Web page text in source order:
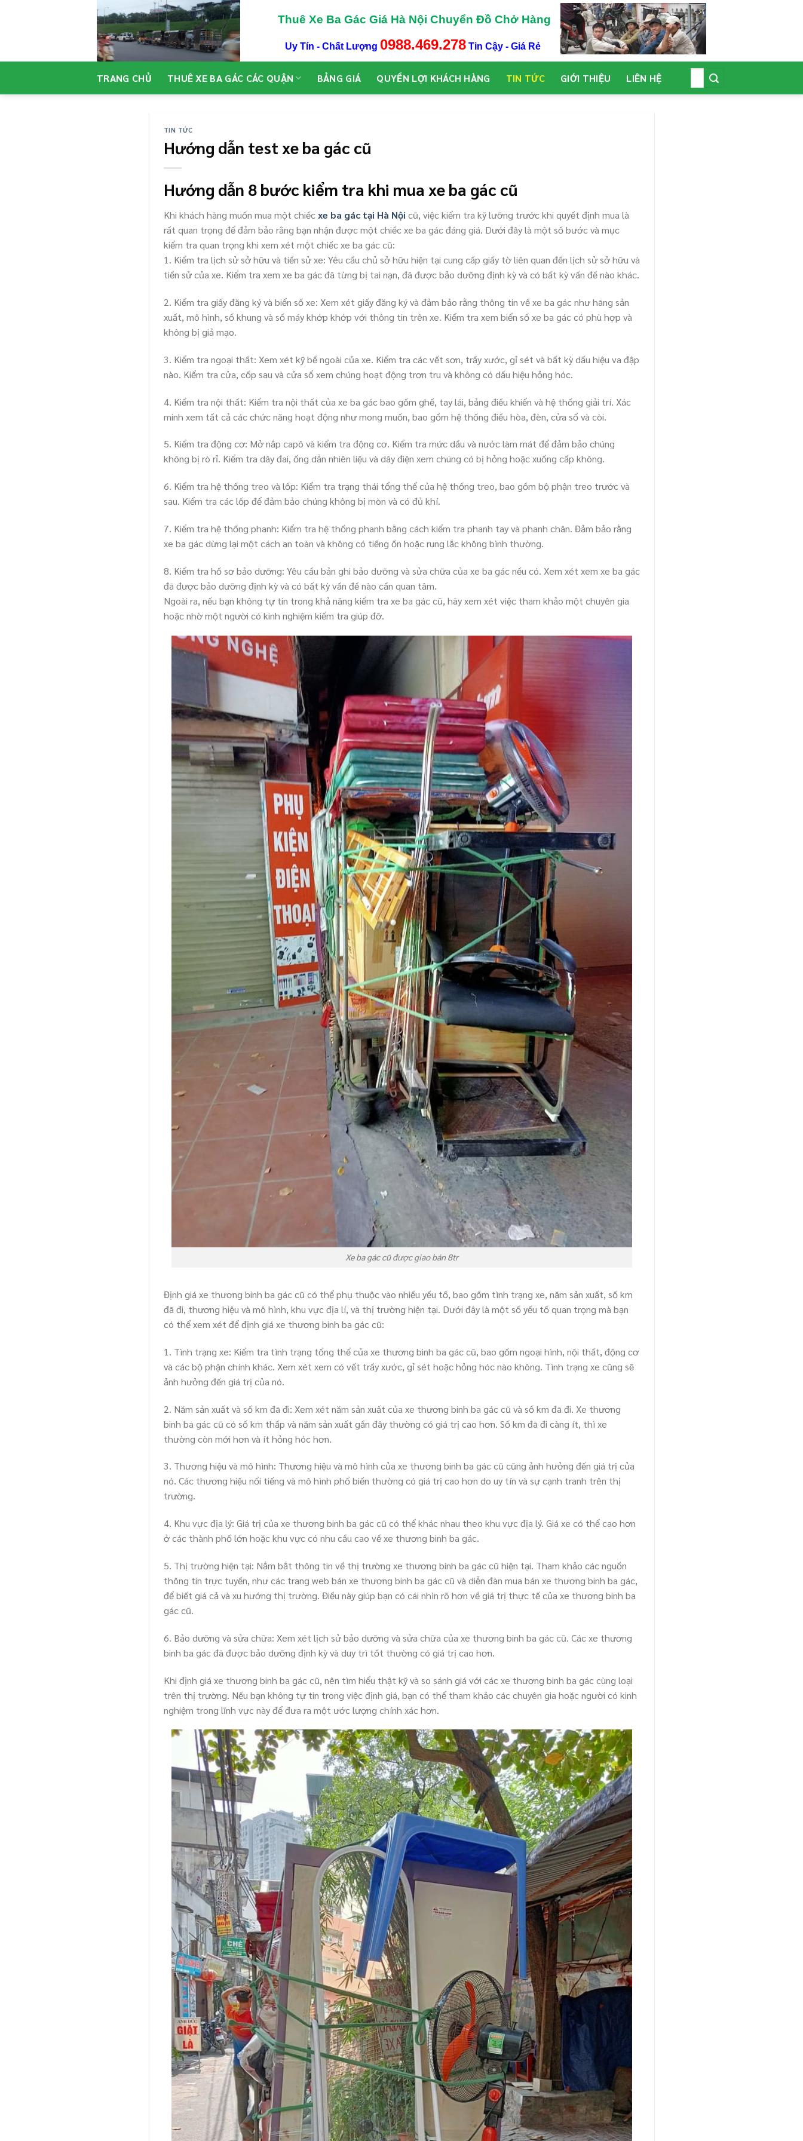
Thuê Xe Ba Gác Giá Hà Nội Chuyển Đồ Chở Hàng
Uy Tín - Chất Lượng 0988.469.278 Tin Cậy - Giá Rẻ
TRANG CHỦ THUÊ XE BA GÁC CÁC QUẬN BẢNG GIÁ QUYỀN LỢI KHÁCH HÀNG TIN TỨC GIỚI THIỆU LIÊN HỆ
TIN TỨC
Hướng dẫn test xe ba gác cũ
Hướng dẫn 8 bước kiểm tra khi mua xe ba gác cũ
Khi khách hàng muốn mua một chiếcxe ba gác tại Hà Nội cũ, việc kiểm tra kỹ lưỡng trước khi quyết định mua là
rất quan trọng để đảm bảo rằng bạn nhận được một chiếc xe ba gác đáng giá. Dưới đây là một số bước và mục
kiểm tra quan trọng khi xem xét một chiếc xe ba gác cũ:
1. Kiểm tra lịch sử sở hữu và tiền sử xe: Yêu cầu chủ sở hữu hiện tại cung cấp giấy tờ liên quan đến lịch sử sở hữu và
tiền sử của xe. Kiểm tra xem xe ba gác đã từng bị tai nạn, đã được bảo dưỡng định kỳ và có bất kỳ vấn đề nào khác.
2. Kiểm tra giấy đăng ký và biển số xe: Xem xét giấy đăng ký và đảm bảo rằng thông tin về xe ba gác như hãng sản
xuất, mô hình, số khung và số máy khớp khớp với thông tin trên xe. Kiểm tra xem biển số xe ba gác có phù hợp và
không bị giả mạo.
3. Kiểm tra ngoại thất: Xem xét kỹ bề ngoài của xe. Kiểm tra các vết sơn, trầy xước, gỉ sét và bất kỳ dấu hiệu va đập
nào. Kiểm tra cửa, cốp sau và cửa sổ xem chúng hoạt động trơn tru và không có dấu hiệu hỏng hóc.
4. Kiểm tra nội thất: Kiểm tra nội thất của xe ba gác bao gồm ghế, tay lái, bảng điều khiển và hệ thống giải trí. Xác
minh xem tất cả các chức năng hoạt động như mong muốn, bao gồm hệ thống điều hòa, đèn, cửa sổ và còi.
5. Kiểm tra động cơ: Mở nắp capô và kiểm tra động cơ. Kiểm tra mức dầu và nước làm mát để đảm bảo chúng
không bị rò rỉ. Kiểm tra dây đai, ống dẫn nhiên liệu và dây điện xem chúng có bị hỏng hoặc xuống cấp không.
6. Kiểm tra hệ thống treo và lốp: Kiểm tra trạng thái tổng thể của hệ thống treo, bao gồm bộ phận treo trước và
sau. Kiểm tra các lốp để đảm bảo chúng không bị mòn và có đủ khí.
7. Kiểm tra hệ thống phanh: Kiểm tra hệ thống phanh bằng cách kiểm tra phanh tay và phanh chân. Đảm bảo rằng
xe ba gác dừng lại một cách an toàn và không có tiếng ồn hoặc rung lắc không bình thường.
8. Kiểm tra hồ sơ bảo dưỡng: Yêu cầu bản ghi bảo dưỡng và sửa chữa của xe ba gác nếu có. Xem xét xem xe ba gác
đã được bảo dưỡng định kỳ và có bất kỳ vấn đề nào cần quan tâm.
Ngoài ra, nếu bạn không tự tin trong khả năng kiểm tra xe ba gác cũ, hãy xem xét việc tham khảo một chuyên gia
hoặc nhờ một người có kinh nghiệm kiểm tra giúp đỡ.
Xe ba gác cũ được giao bán 8tr
Định giá xe thương binh ba gác cũ có thể phụ thuộc vào nhiều yếu tố, bao gồm tình trạng xe, năm sản xuất, số km
đã đi, thương hiệu và mô hình, khu vực địa lí, và thị trường hiện tại. Dưới đây là một số yếu tố quan trọng mà bạn
có thể xem xét để định giá xe thương binh ba gác cũ:
1. Tình trạng xe: Kiểm tra tình trạng tổng thể của xe thương binh ba gác cũ, bao gồm ngoại hình, nội thất, động cơ
và các bộ phận chính khác. Xem xét xem có vết trầy xước, gỉ sét hoặc hỏng hóc nào không. Tình trạng xe cũng sẽ
ảnh hưởng đến giá trị của nó.
2. Năm sản xuất và số km đã đi: Xem xét năm sản xuất của xe thương binh ba gác cũ và số km đã đi. Xe thương
binh ba gác cũ có số km thấp và năm sản xuất gần đây thường có giá trị cao hơn. Số km đã đi càng ít, thì xe
thường còn mới hơn và ít hỏng hóc hơn.
3. Thương hiệu và mô hình: Thương hiệu và mô hình của xe thương binh ba gác cũ cũng ảnh hưởng đến giá trị của
nó. Các thương hiệu nổi tiếng và mô hình phổ biến thường có giá trị cao hơn do uy tín và sự cạnh tranh trên thị
trường.
4. Khu vực địa lý: Giá trị của xe thương binh ba gác cũ có thể khác nhau theo khu vực địa lý. Giá xe có thể cao hơn
ở các thành phố lớn hoặc khu vực có nhu cầu cao về xe thương binh ba gác.
5. Thị trường hiện tại: Nắm bắt thông tin về thị trường xe thương binh ba gác cũ hiện tại. Tham khảo các nguồn
thông tin trực tuyến, như các trang web bán xe thương binh ba gác cũ và diễn đàn mua bán xe thương binh ba gác,
để biết giá cả và xu hướng thị trường. Điều này giúp bạn có cái nhìn rõ hơn về giá trị thực tế của xe thương binh ba
gác cũ.
6. Bảo dưỡng và sửa chữa: Xem xét lịch sử bảo dưỡng và sửa chữa của xe thương binh ba gác cũ. Các xe thương
binh ba gác đã được bảo dưỡng định kỳ và duy trì tốt thường có giá trị cao hơn.
Khi định giá xe thương binh ba gác cũ, nên tìm hiểu thật kỹ và so sánh giá với các xe thương binh ba gác cùng loại
trên thị trường. Nếu bạn không tự tin trong việc định giá, bạn có thể tham khảo các chuyên gia hoặc người có kinh
nghiệm trong lĩnh vực này để đưa ra một ước lượng chính xác hơn.